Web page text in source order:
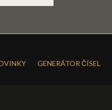
GENERÁTOR ČÍSEL